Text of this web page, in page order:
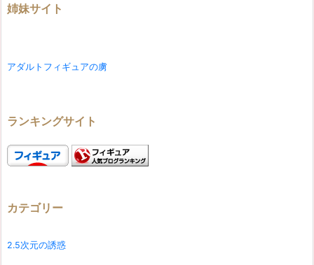
姉妹サイト
アダルトフィギュアの虜
ランキングサイト
カテゴリー
2.5次元の誘惑